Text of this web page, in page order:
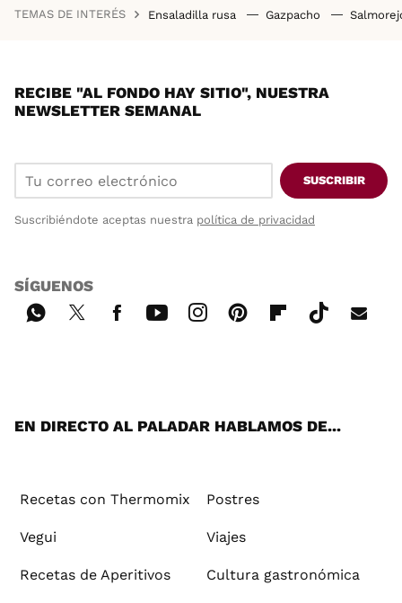
TEMAS DE INTERÉS Ensaladilla rusa Gazpacho
RECIBE "AL FONDO HAY SITIO", NUESTRA
NEWSLETTER SEMANAL
SUSCRIBIR
Suscribiéndote aceptas nuestra política de privacidad
SÍGUENOS
EN DIRECTO AL PALADAR HABLAMOS DE...
Recetas con Thermomix Postres
Vegui Viajes
Recetas de Aperitivos Cultura gastronómica